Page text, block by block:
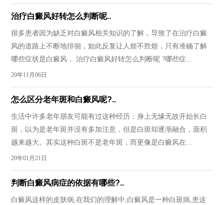
治疗白癜风好转怎么判断呢..
很多患者因为缺乏对白癜风相关知识的了解，导致了在治疗白癜
风的道路上不断地徘徊，如此反复让人烦不胜烦，只有准确了解
哪些症状是白癜风， 治疗白癜风好转怎么判断呢 ?哪些症...
20年11月06日
怎么区分老年斑和白癜风呢?..
生活中许多老年朋友可能有过这种经历：身上无缘无故开始长白
斑，以为是老年斑并没有多加注意，但是白斑却逐渐融合，面积
越来越大。其实这种白斑不是老年斑，而更像是白癜风在...
20年01月21日
判断白癜风病症的依据有哪些?..
白癜风这样的皮肤病,在我们的理解中,白癜风是一种白斑病,患这